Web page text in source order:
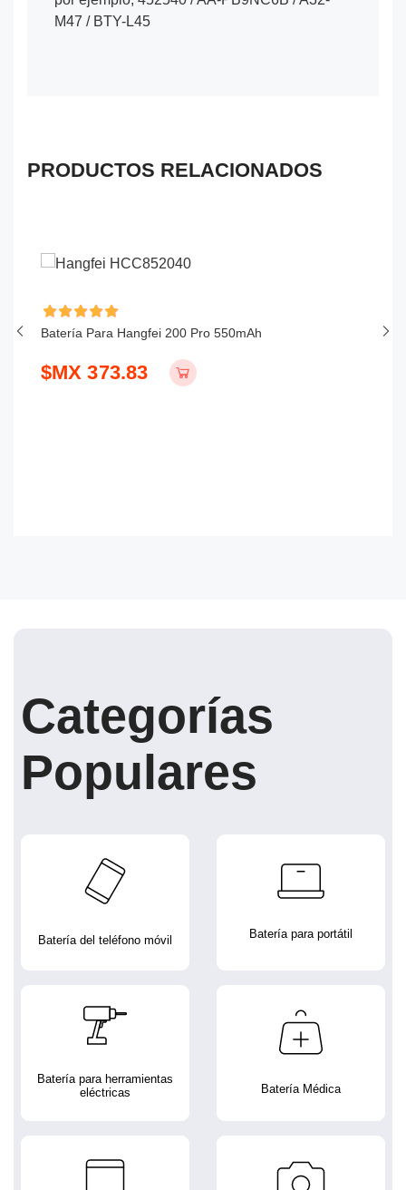
M47 / BTY-L45
PRODUCTOS RELACIONADOS
Batería Para Hangfei 200 Pro 550mAh
$MX 373.83
Categorías
Populares
Batería del teléfono móvil Batería para portátil
Batería para herramientas
eléctricas
Batería Médica